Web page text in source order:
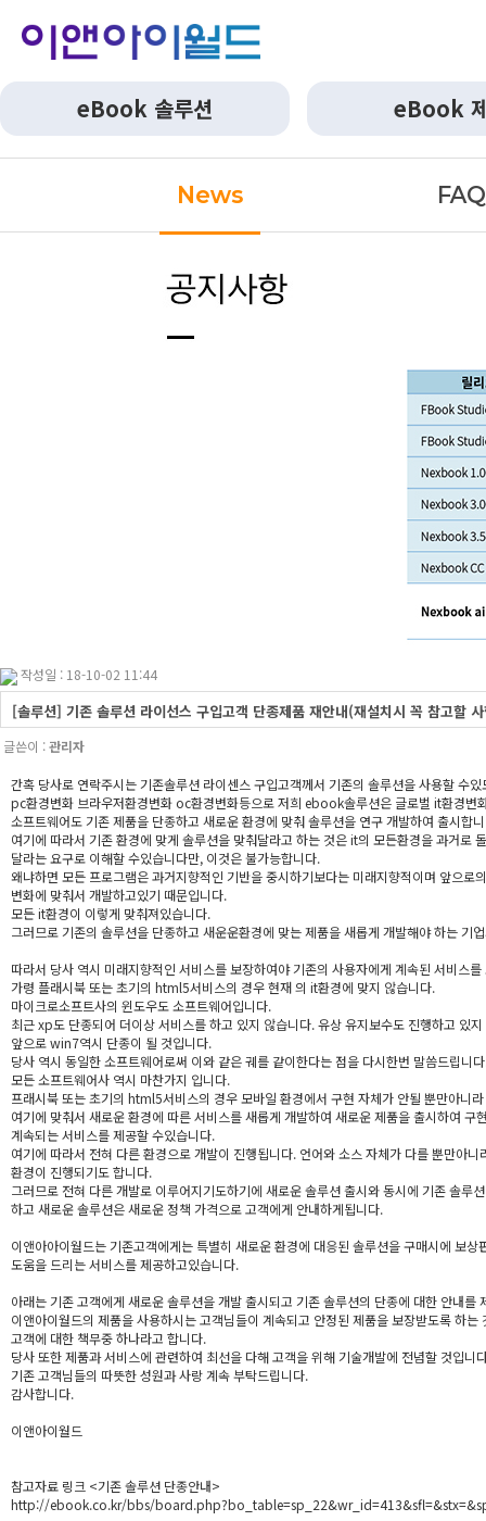
eBook 솔루션 eBook
News FAQ
작성일 : 18-10-02 11:44
[솔루션] 기존 솔루션 라이선스 구입고객 단종제품 재안내(재설치시 꼭 참고할
글쓴이 :관리자
간혹 당사로 연락주시는 기존솔루션 라이센스 구입고객께서 기존의 솔루션을 사용할 수
pc환경변화 브라우저환경변화 oc환경변화등으로 저희 ebook솔루션은 글로벌 it환경변
소프트웨어도 기존 제품을 단종하고 새로운 환경에 맞춰 솔루션을 연구 개발하여 출시합
여기에 따라서 기존 환경에 맞게 솔루션을 맞춰달라고 하는 것은 it의 모든환경을 과거로
달라는 요구로 이해할 수있습니다만, 이것은 불가능합니다.
왜냐하면 모든 프로그램은 과거지향적인 기반을 중시하기보다는 미래지향적이며 앞으로
변화에 맞춰서 개발하고있기 때문입니다.
모든 it환경이 이렇게 맞춰져있습니다.
그러므로 기존의 솔루션을 단종하고 새운운환경에 맞는 제품을 새롭게 개발해야 하는 기
따라서 당사 역시 미래지향적인 서비스를 보장하여야 기존의 사용자에게 계속된 서비스
가령 플래시북 또는 초기의 html5서비스의 경우 현재 의 it환경에 맞지 않습니다.
마이크로소프트사의 윈도우도 소프트웨어입니다.
최근 xp도 단종되어 더이상 서비스를 하고 있지 않습니다. 유상 유지보수도 진행하고 있
앞으로 win7역시 단종이 될 것입니다.
당사 역시 동일한 소프트웨어로써 이와 같은 궤를 같이한다는 점을 다시한번 말씀드립니
모든 소프트웨어사 역시 마찬가지 입니다.
프래시북 또는 초기의 html5서비스의 경우 모바일 환경에서 구현 자체가 안될 뿐만아니
여기에 맞춰서 새로운 환경에 따른 서비스를 새롭게 개발하여 새로운 제품을 출시하여 구
계속되는 서비스를 제공할 수있습니다.
여기에 따라서 전혀 다른 환경으로 개발이 진행됩니다. 언어와 소스 자체가 다를 뿐만아니
환경이 진행되기도 합니다.
그러므로 전혀 다른 개발로 이루어지기도하기에 새로운 솔루션 출시와 동시에 기존 솔루
하고 새로운 솔루션은 새로운 정책 가격으로 고객에게 안내하게됩니다.
이앤아아이월드는 기존고객에게는 특별히 새로운 환경에 대응된 솔루션을 구매시에 보상
도움을 드리는 서비스를 제공하고있습니다.
아래는 기존 고객에게 새로운 솔루션을 개발 출시되고 기존 솔루션의 단종에 대한 안내를
이앤아이월드의 제품을 사용하시는 고객님들이 계속되고 안정된 제품을 보장받도록 하는
고객에 대한 책무중 하나라고 합니다.
당사 또한 제품과 서비스에 관련하여 최선을 다해 고객을 위해 기술개발에 전념할 것입니
기존 고객님들의 따뜻한 성원과 사랑 계속 부탁드립니다.
감사합니다.
이앤아이월드
참고자료 링크 <기존 솔루션 단종안내>
http://ebook.co.kr/bbs/